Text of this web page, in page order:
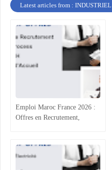
Latest articles from : INDUSTRIEL
Emploi Maroc France 2026 :
Offres en Recrutement,